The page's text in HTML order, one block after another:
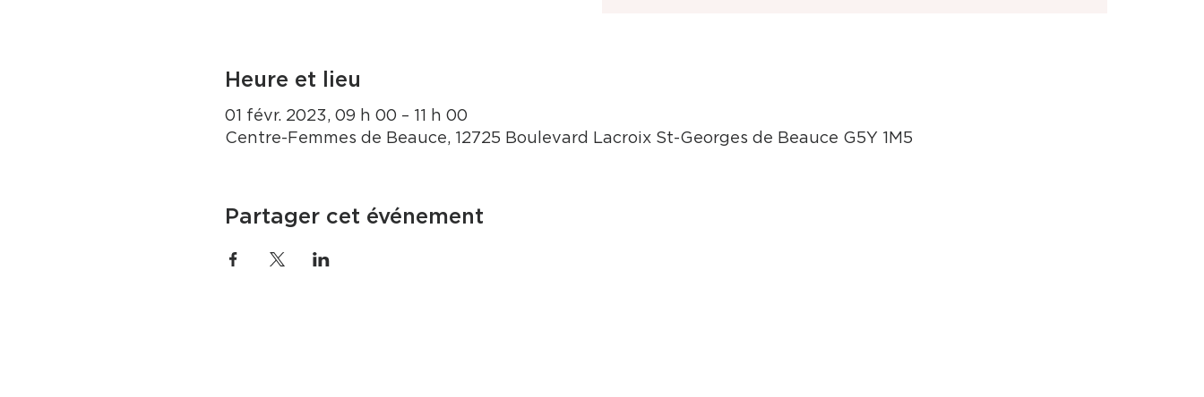
Heure et lieu
01 févr. 2023, 09 h 00 – 11 h 00
Centre-Femmes de Beauce, 12725 Boulevard Lacroix St-Georges de Beauce G5Y 1M5
Partager cet événement